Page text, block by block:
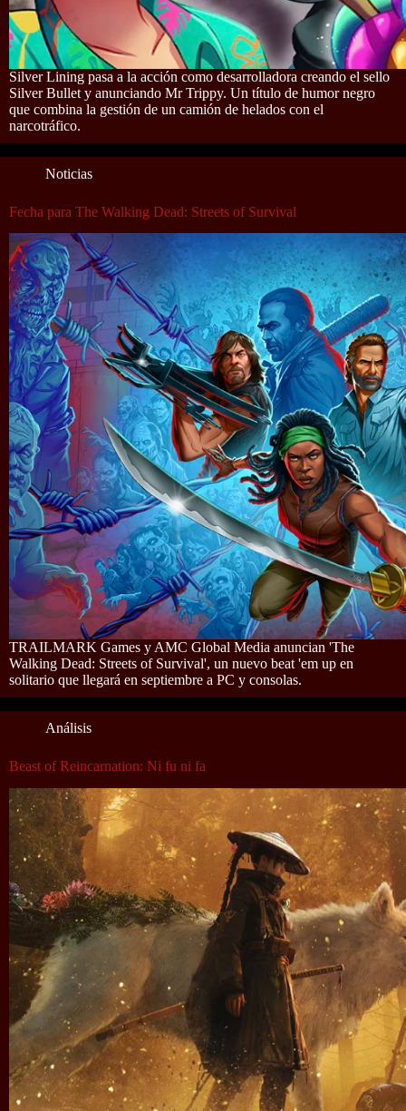
Silver Lining pasa a la acción como desarrolladora creando el sello
Silver Bullet y anunciando Mr Trippy. Un título de humor negro
que combina la gestión de un camión de helados con el
narcotráfico.
Noticias
Fecha para The Walking Dead: Streets of Survival
TRAILMARK Games y AMC Global Media anuncian 'The
Walking Dead: Streets of Survival', un nuevo beat 'em up en
solitario que llegará en septiembre a PC y consolas.
Análisis
Beast of Reincarnation: Ni fu ni fa